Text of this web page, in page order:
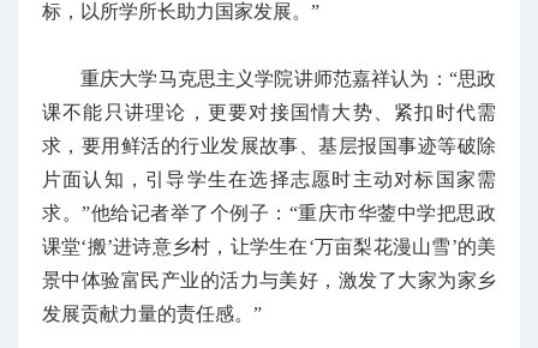
标，以所学所长助力国家发展。”
重庆大学马克思主义学院讲师范嘉祥认为：“思政
课不能只讲理论，更要对接国情大势、紧扣时代需
求，要用鲜活的行业发展故事、基层报国事迹等破除
片面认知，引导学生在选择志愿时主动对标国家需
求。”他给记者举了个例子：“重庆市华蓥中学把思政
课堂‘搬’进诗意乡村，让学生在‘万亩梨花漫山雪’的美
景中体验富民产业的活力与美好，激发了大家为家乡
发展贡献力量的责任感。”